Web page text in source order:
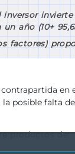
año (10+
posible falta
productos de: